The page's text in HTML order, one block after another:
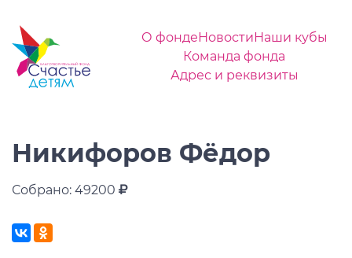
О фондеНовостиНаши кубы
Команда фонда
Адрес и реквизиты
Никифоров Фёдор
Собрано: 49200